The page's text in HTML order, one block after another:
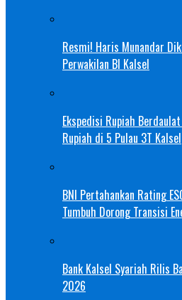
Resmi! Haris Munandar
Perwakilan BI Kalsel
Ekspedisi Rupiah
Rupiah di 5 Pulau 3T Kalsel
BNI Pertahankan Rating
Tumbuh Dorong Transisi
Bank Kalsel Syariah Rilis
2026